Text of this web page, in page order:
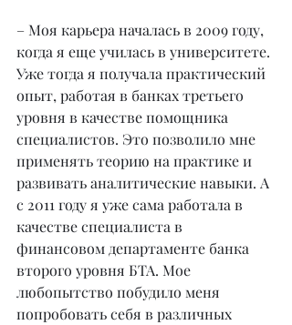
– Моя карьера началась в 2009 году,
когда я еще училась в университете.
Уже тогда я получала практический
опыт, работая в банках третьего
уровня в качестве помощника
специалистов. Это позволило мне
применять теорию на практике и
развивать аналитические навыки. А
с 2011 году я уже сама работала в
качестве специалиста в
финансовом департаменте банка
второго уровня БТА. Мое
любопытство побудило меня
попробовать себя в различных